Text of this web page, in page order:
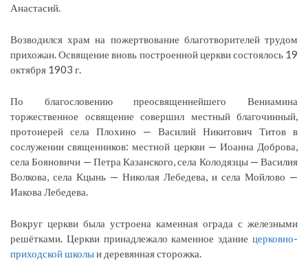
Анастасий.
Возводился храм на пожертвование благотворителей трудом
прихожан. Освящение вновь построенной церкви состоялось 19
октября 1903 г.
По благословению преосвященнейшего Вениамина
торжественное освящение совершил местный благочинный,
протоиерей села Плохино — Василий Никитович Титов в
сослужении священников: местной церкви — Иоанна Доброва,
села Бояновичи — Петра Казанского, села Колодязцы — Василия
Волкова, села Кцынь — Николая Лебедева, и села Мойлово —
Иакова Лебедева.
Вокруг церкви была устроена каменная ограда с железными
решётками. Церкви принадлежало каменное здание церковно-
приходской школыи деревянная сторожка.